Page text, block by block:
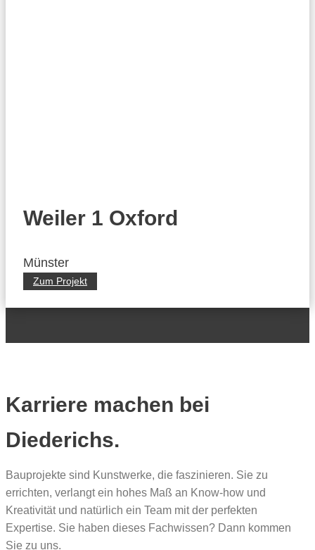
Weiler 1 Oxford
Münster
Zum Projekt
Karriere machen bei
Diederichs.
Bauprojekte sind Kunstwerke, die faszinieren. Sie zu
errichten, verlangt ein hohes Maß an Know-how und
Kreativität und natürlich ein Team mit der perfekten
Expertise. Sie haben dieses Fachwissen? Dann kommen
Sie zu uns.